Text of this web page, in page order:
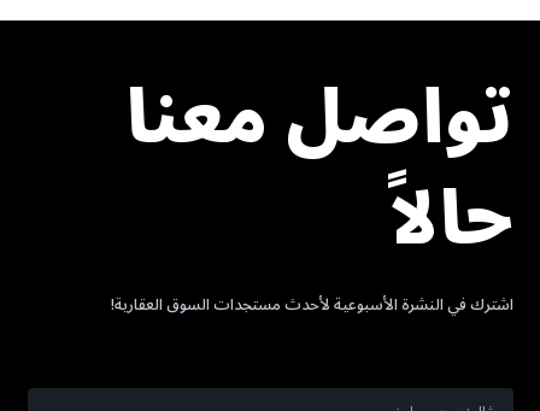
تواصل معنا
حالاً
اشترك في النشرة الأسبوعية لأحدث مستجدات السوق العقارية!